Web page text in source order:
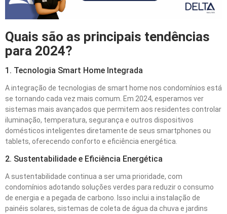
Quais são as principais tendências
para 2024?
1. Tecnologia Smart Home Integrada
A integração de tecnologias de smart home nos condomínios está
se tornando cada vez mais comum. Em 2024, esperamos ver
sistemas mais avançados que permitem aos residentes controlar
iluminação, temperatura, segurança e outros dispositivos
domésticos inteligentes diretamente de seus smartphones ou
tablets, oferecendo conforto e eficiência energética.
2. Sustentabilidade e Eficiência Energética
A sustentabilidade continua a ser uma prioridade, com
condomínios adotando soluções verdes para reduzir o consumo
de energia e a pegada de carbono. Isso inclui a instalação de
painéis solares, sistemas de coleta de água da chuva e jardins